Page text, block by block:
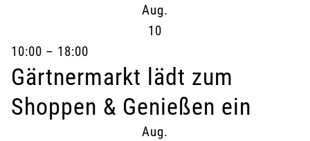
Aug.
10
10:00 – 18:00
Gärtnermarkt lädt zum
Shoppen & Genießen ein
Aug.